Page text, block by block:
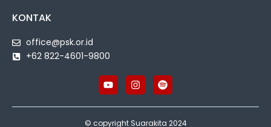
KONTAK
office@psk.or.id
+62 822-4601-9800
© copyright Suarakita 2024